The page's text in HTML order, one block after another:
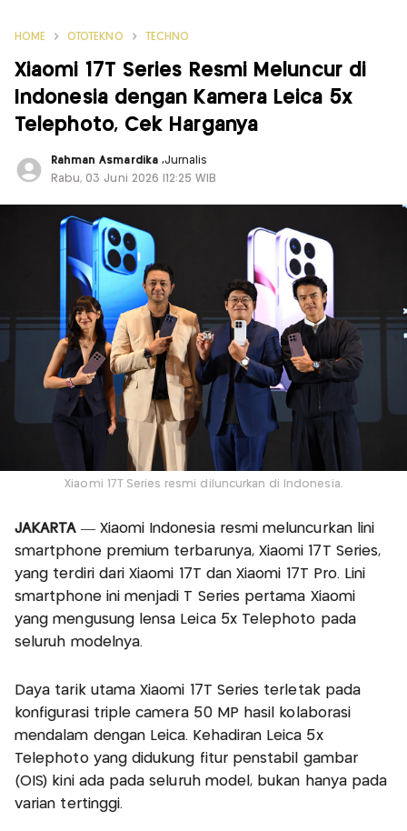
HOME OTOTEKNO TECHNO
Xiaomi 17T Series Resmi Meluncur di
Indonesia dengan Kamera Leica 5x
Telephoto, Cek Harganya
Rahman Asmardika ,Jurnalis
Rabu, 03 Juni 2026 |12:25 WIB
Xiaomi 17T Series resmi diluncurkan di Indonesia.
JAKARTA— Xiaomi Indonesia resmi meluncurkan lini
smartphone premium terbarunya, Xiaomi 17T Series,
yang terdiri dari Xiaomi 17T dan Xiaomi 17T Pro. Lini
smartphone ini menjadi T Series pertama Xiaomi
yang mengusung lensa Leica 5x Telephoto pada
seluruh modelnya.
Daya tarik utama Xiaomi 17T Series terletak pada
konfigurasi triple camera 50 MP hasil kolaborasi
mendalam dengan Leica. Kehadiran Leica 5x
Telephoto yang didukung fitur penstabil gambar
(OIS) kini ada pada seluruh model, bukan hanya pada
varian tertinggi.